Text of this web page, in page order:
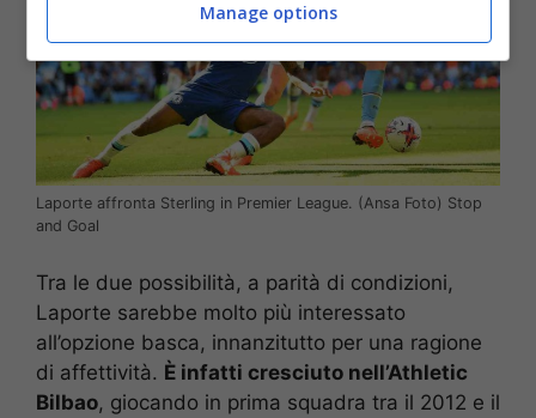
Laporte affronta Sterling in Premier League. (Ansa Foto) Stop
and Goal
Tra le due possibilità, a parità di condizioni,
Laporte sarebbe molto più interessato
all’opzione basca, innanzitutto per una ragione
di affettività. È infatti cresciuto nell’Athletic
Bilbao, giocando in prima squadra tra il 2012 e il
Manage options